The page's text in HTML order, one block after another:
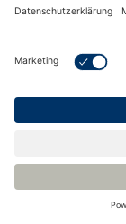
Die
Feuchtigkeits-
angewiesen,